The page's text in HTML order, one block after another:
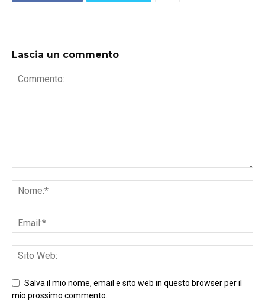
Lascia un commento
Salva il mio nome, email e sito web in questo browser per il
mio prossimo commento.